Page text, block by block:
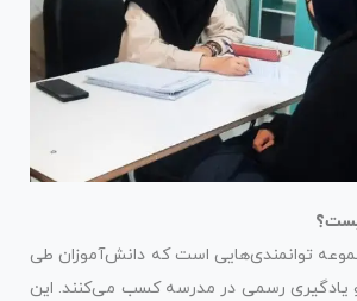
توانمندی‌هایی است که دانش‌آموزان طی
یادگیری رسمی در مدرسه کسب می‌کنند. این